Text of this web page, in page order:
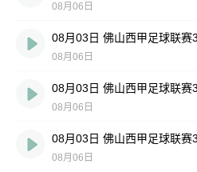
08月06日
08月06日
08月06日
08月06日